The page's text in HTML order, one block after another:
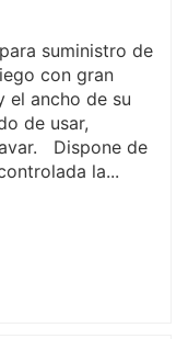
suministro de
con gran
el ancho de su
de usar,
Dispone de
la...